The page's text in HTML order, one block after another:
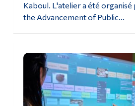
Kaboul. L'atelier a été
the Advancement of Public...